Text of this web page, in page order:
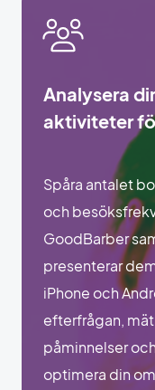
Analysera
aktiviteter
Spåra antalet
och
GoodBarber
presenterar
iPhone och
efterfrågan,
påminnelser
optimera din